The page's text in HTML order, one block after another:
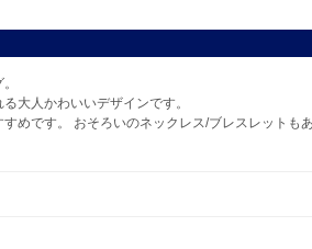
大人かわいいデザインです。
めです。 おそろいのネックレス/ブレスレットもあ